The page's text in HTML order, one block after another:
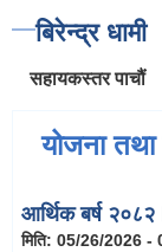
बिरेन्द्र धामी
सहायकस्तर पाचौं
योजना तथा
आर्थिक बर्ष
मिति: 05/26/2026 -